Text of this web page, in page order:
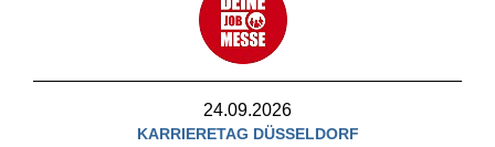
24.09.2026
KARRIERETAG DÜSSELDORF